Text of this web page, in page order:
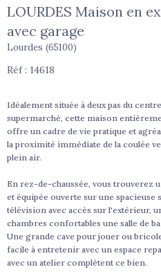
LOURDES Maison en
avec garage
Lourdes (65100)
Réf : 14618
Idéalement située à deux pas du
supermarché, cette maison
offre un cadre de vie pratique et
la proximité immédiate de la coulée
plein air.
En rez-de-chaussée, vous trouverez
et équipée ouverte sur une spacieuse
télévision avec accès sur l'extérieur,
chambres confortables une salle de
Une grande cave pour jouer ou
facile à entretenir avec un espace
avec un atelier complètent ce bien.